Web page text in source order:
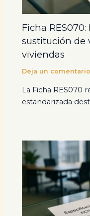
Ficha
sustitución de
viviendas
Deja un comentario
La Ficha RES070
estandarizada